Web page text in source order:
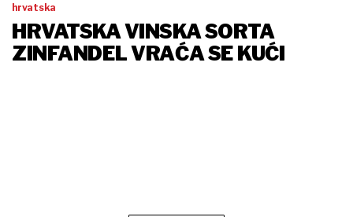
hrvatska
HRVATSKA VINSKA SORTA
ZINFANDEL VRAĆA SE KUĆI